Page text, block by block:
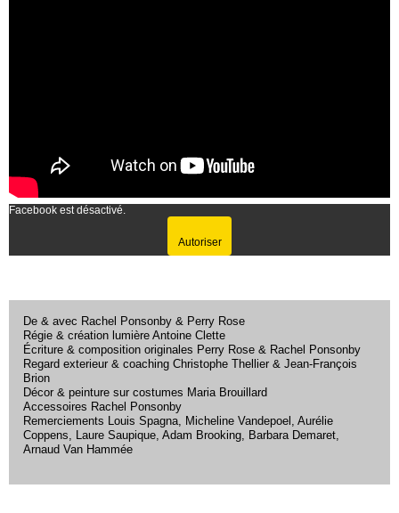
Facebook est désactivé.
Autoriser
De & avec Rachel Ponsonby & Perry Rose
Régie & création lumière Antoine Clette
Écriture & composition originales Perry Rose & Rachel Ponsonby
Regard exterieur & coaching Christophe Thellier & Jean-François
Brion
Décor & peinture sur costumes Maria Brouillard
Accessoires Rachel Ponsonby
Remerciements Louis Spagna, Micheline Vandepoel, Aurélie
Coppens, Laure Saupique, Adam Brooking, Barbara Demaret,
Arnaud Van Hammée